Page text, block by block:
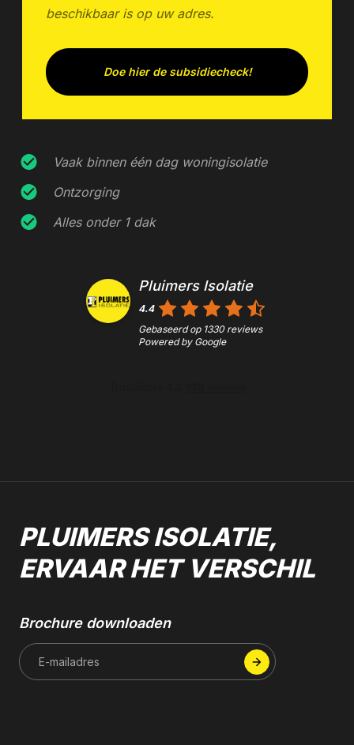
beschikbaar is op uw adres.
Doe hier de subsidiecheck!
Vaak binnen één dag woningisolatie
Ontzorging
Alles onder 1 dak
Pluimers Isolatie
4.4
Gebaseerd op 1330reviews
Powered by Google
PLUIMERS ISOLATIE,
ERVAAR HET VERSCHIL
Brochure downloaden